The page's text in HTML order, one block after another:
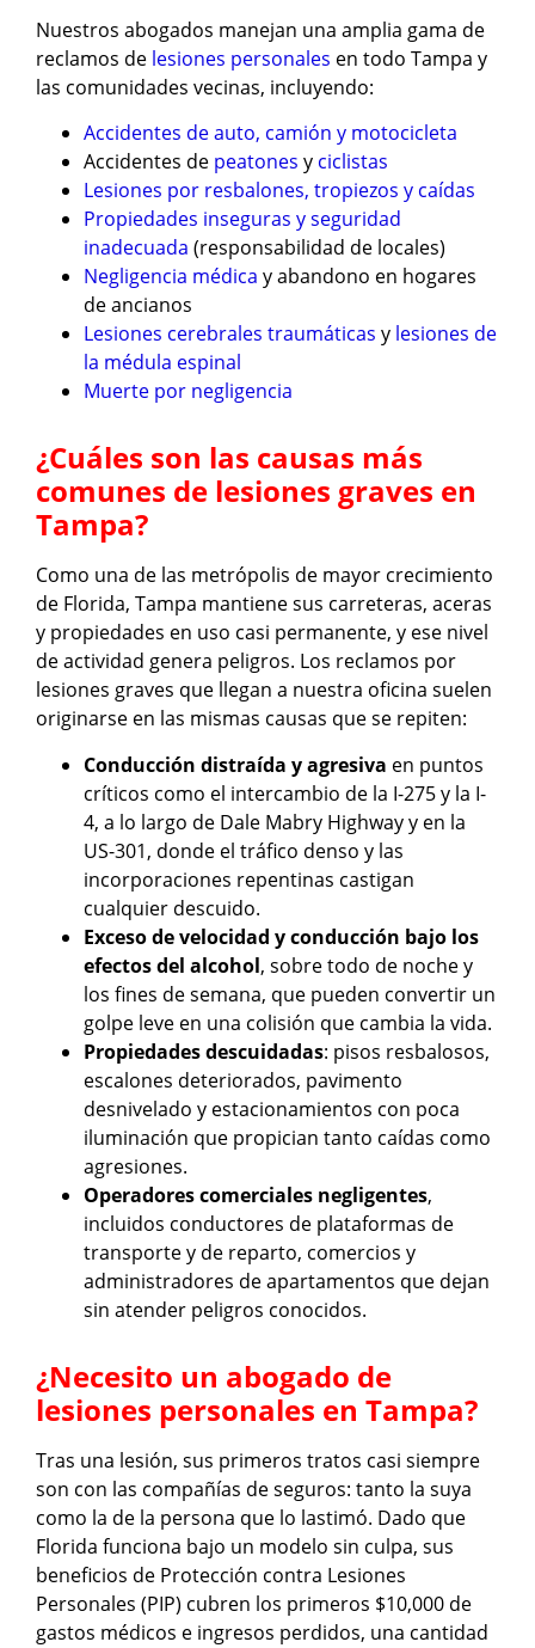
Nuestros abogados manejan una amplia gama de
reclamos de lesiones personales en todo Tampa y
las comunidades vecinas, incluyendo:
Accidentes de auto, camión y motocicleta
Accidentes de peatones y ciclistas
Lesiones por resbalones, tropiezos y caídas
Propiedades inseguras y seguridad
inadecuada (responsabilidad de locales)
Negligencia médica y abandono en hogares
de ancianos
Lesiones cerebrales traumáticas y lesiones de
la médula espinal
Muerte por negligencia
¿Cuáles son las causas más
comunes de lesiones graves en
Tampa?
Como una de las metrópolis de mayor crecimiento
de Florida, Tampa mantiene sus carreteras, aceras
y propiedades en uso casi permanente, y ese nivel
de actividad genera peligros. Los reclamos por
lesiones graves que llegan a nuestra oficina suelen
originarse en las mismas causas que se repiten:
Conducción distraída y agresiva en puntos
críticos como el intercambio de la I-275 y la I-
4, a lo largo de Dale Mabry Highway y en la
US-301, donde el tráfico denso y las
incorporaciones repentinas castigan
cualquier descuido.
Exceso de velocidad y conducción bajo los
efectos del alcohol, sobre todo de noche y
los fines de semana, que pueden convertir un
golpe leve en una colisión que cambia la vida.
Propiedades descuidadas: pisos resbalosos,
escalones deteriorados, pavimento
desnivelado y estacionamientos con poca
iluminación que propician tanto caídas como
agresiones.
Operadores comerciales negligentes,
incluidos conductores de plataformas de
transporte y de reparto, comercios y
administradores de apartamentos que dejan
sin atender peligros conocidos.
¿Necesito un abogado de
lesiones personales en Tampa?
Tras una lesión, sus primeros tratos casi siempre
son con las compañías de seguros: tanto la suya
como la de la persona que lo lastimó. Dado que
Florida funciona bajo un modelo sin culpa, sus
beneficios de Protección contra Lesiones
Personales (PIP) cubren los primeros $10,000 de
gastos médicos e ingresos perdidos, una cantidad